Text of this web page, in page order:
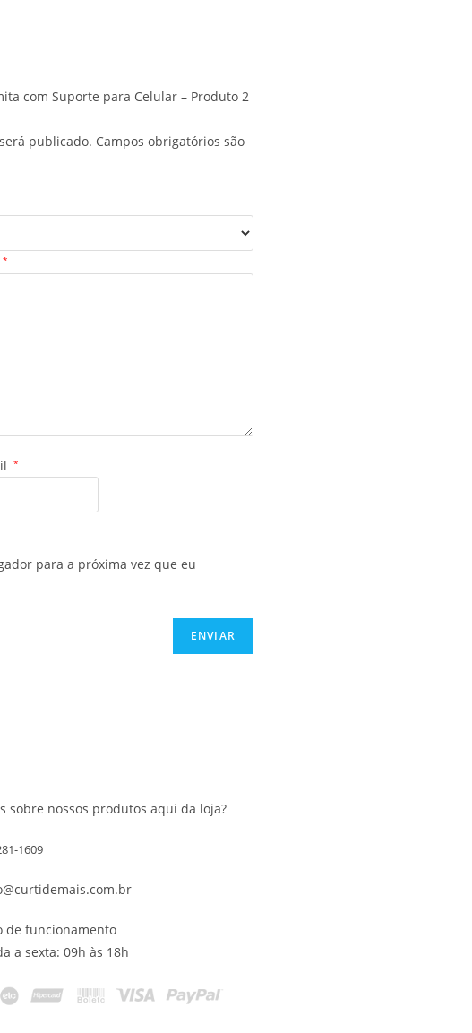
com Suporte para Celular – Produto 2
publicado. Campos obrigatórios são
*
*
para a próxima vez que eu
sobre nossos produtos aqui da loja?
1609
de funcionamento
a sexta: 09h às 18h